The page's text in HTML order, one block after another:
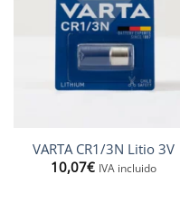
VARTA CR1/3N Litio 3V
10,07€ IVA incluido